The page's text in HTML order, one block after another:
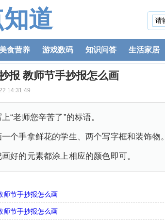
道
美食营养 游戏数码 知识问答 生活家居
报 教师节手抄报怎么画
14:31:49
“老师您辛苦了”的标语。
个手拿鲜花的学生、两个写字框和装饰物。
好的元素都涂上相应的颜色即可。
师节手抄报怎么画
师节手抄报怎么画